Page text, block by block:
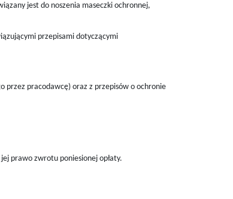
jest do noszenia maseczki ochronnej,
przepisami dotyczącymi
przez pracodawcę) oraz z przepisów o ochronie
prawo zwrotu poniesionej opłaty.